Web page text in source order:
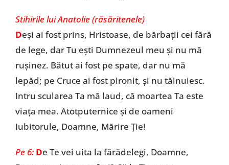
Stihirile lui Anatolie (răsăritenele)
Deși ai fost prins, Hristoase, de bărbații cei fără
de lege, dar Tu ești Dumnezeul meu și nu mă
rușinez. Bătut ai fost pe spate, dar nu mă
lepăd; pe Cruce ai fost pironit, și nu tăinuiesc.
Intru scularea Ta mă laud, că moartea Ta este
viața mea. Atotputernice și de oameni
Iubitorule, Doamne, Mărire Ție!
Pe 6: De Te vei uita la fărădelegi, Doamne,